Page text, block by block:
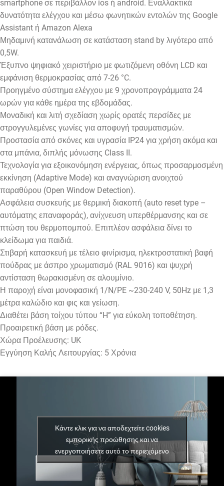
smartphone σε περιβάλλον ios ή android. Εναλλακτικά
δυνατότητα ελέγχου και μέσω φωνητικών εντολών της Google
Assistant ή Amazon Alexa
Μηδαμινή κατανάλωση σε κατάσταση stand by λιγότερο από
0,5W.
Έξυπνο ψηφιακό χειριστήριο με φωτιζόμενη οθόνη LCD και
εμφάνιση θερμοκρασίας από 7-26 °C.
Προηγμένο σύστημα ελέγχου με 9 χρονοπρογράμματα 24
ωρών για κάθε ημέρα της εβδομάδας.
Μοναδική και λιτή σχεδίαση χωρίς ορατές περσίδες με
στρογγυλεμένες γωνίες για αποφυγή τραυματισμών.
Προστασία από σκόνες και υγρασία IP24 για χρήση ακόμα και
στα μπάνια, διπλής μόνωσης Class II.
Τεχνολογία για εξοικονόμηση ενέργειας, όπως προσαρμοσμένη
εκκίνηση (Adaptive Mode) και αναγνώριση ανοιχτού
παραθύρου (Open Window Detection).
Ασφάλεια συσκευής με θερμική διακοπή (auto reset type –
αυτόματης επαναφοράς), ανίχνευση υπερθέρμανσης και σε
πτώση του θερμοπομπού. Επιπλέον ασφάλεια δίνει το
κλείδωμα για παιδιά.
Στιβαρή κατασκευή με τέλειο φινίρισμα, ηλεκτροστατική βαφή
πούδρας με άσπρο χρωματισμό (RAL 9016) και ψυχρή
αντίσταση θωρακισμένη σε αλουμίνιο.
Η παροχή είναι μονοφασική 1/N/PE ~230-240 V, 50Hz με 1,3
μέτρα καλώδιο και φις και γείωση.
Διαθέτει βάση τοίχου τύπου “H” για εύκολη τοποθέτηση.
Προαιρετική βάση με ρόδες.
Χώρα Προέλευσης: UK
Εγγύηση Καλής Λειτουργίας: 5 Χρόνια
Κάντε κλικ για να αποδεχτείτε cookies
εμπορικής προώθησης και να
ενεργοποιήσετε αυτό το περιεχόμενο